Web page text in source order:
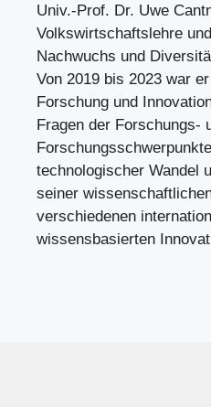
Univ.-Prof. Dr. Uwe
Volkswirtschaftslehre
Nachwuchs und
Von 2019 bis 2023 war
Forschung und
Fragen der Forschungs-
technologischer Wandel
seiner
verschiedenen
wissensbasierten